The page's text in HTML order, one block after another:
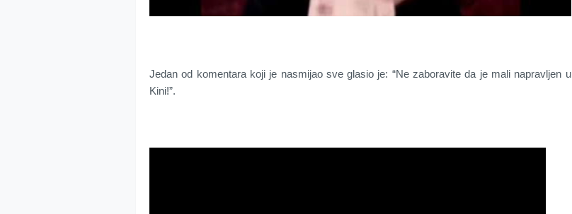
Jedan od komentara koji je nasmijao sve glasio je: “Ne zaboravite da je mali napravljen u
Kini!”.